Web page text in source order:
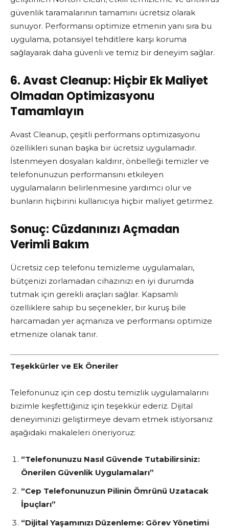
güvenlik taramalarının tamamını ücretsiz olarak
sunuyor. Performansı optimize etmenin yanı sıra bu
uygulama, potansiyel tehditlere karşı koruma
sağlayarak daha güvenli ve temiz bir deneyim sağlar.
6. Avast Cleanup: Hiçbir Ek Maliyet
Olmadan Optimizasyonu
Tamamlayın
Avast Cleanup, çeşitli performans optimizasyonu
özellikleri sunan başka bir ücretsiz uygulamadır.
İstenmeyen dosyaları kaldırır, önbelleği temizler ve
telefonunuzun performansını etkileyen
uygulamaların belirlenmesine yardımcı olur ve
bunların hiçbirini kullanıcıya hiçbir maliyet getirmez.
Sonuç: Cüzdanınızı Açmadan
Verimli Bakım
Ücretsiz cep telefonu temizleme uygulamaları,
bütçenizi zorlamadan cihazınızı en iyi durumda
tutmak için gerekli araçları sağlar. Kapsamlı
özelliklere sahip bu seçenekler, bir kuruş bile
harcamadan yer açmanıza ve performansı optimize
etmenize olanak tanır.
Teşekkürler ve Ek Öneriler
Telefonunuz için cep dostu temizlik uygulamalarını
bizimle keşfettiğiniz için teşekkür ederiz. Dijital
deneyiminizi geliştirmeye devam etmek istiyorsanız
aşağıdaki makaleleri öneriyoruz:
“Telefonunuzu Nasıl Güvende Tutabilirsiniz:
Önerilen Güvenlik Uygulamaları”
“Cep Telefonunuzun Pilinin Ömrünü Uzatacak
İpuçları”
“Dijital Yaşamınızı Düzenleme: Görev Yönetimi